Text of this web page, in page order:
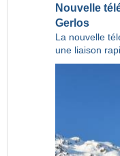
Nouvelle
Gerlos
La nouvelle
une liaison